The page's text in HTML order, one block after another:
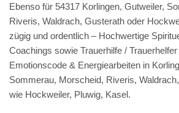
Ebenso für 54317 Korlingen, Gutweiler,
Riveris, Waldrach, Gusterath oder
zügig und ordentlich – Hochwertige
Coachings sowie Trauerhilfe /
Emotionscode & Energiearbeiten in
Sommerau, Morscheid, Riveris,
wie Hockweiler, Pluwig, Kasel.